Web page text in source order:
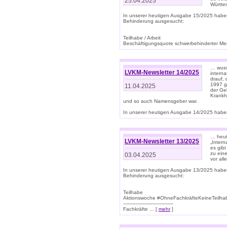
In unserer heutigen Ausgabe 15/2025
Behinderung ausgesucht:
Teilhabe / Arbeit
Beschäftigungsquote schwerbehinderter
LVKM-Newsletter 14/2025
11.04.2025
…
drauf,
1997
der
und so auch Namensgeber war.
In unserer heutigen Ausgabe 14/2025
LVKM-Newsletter 13/2025
03.04.2025
…
es gibt
zu
vor
In unserer heutigen Ausgabe 13/2025
Behinderung ausgesucht:
Teilhabe
Aktionswoche
---------------------------------
Fachkräfte ... [ mehr]